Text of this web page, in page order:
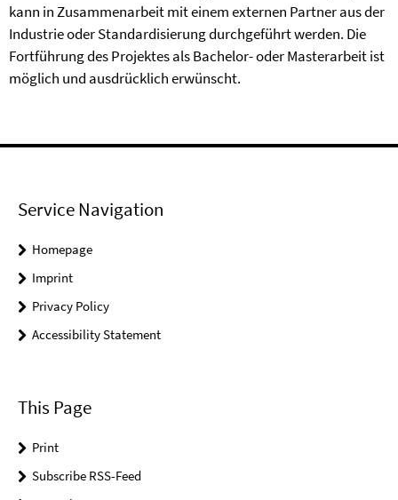
kann in Zusammenarbeit mit einem externen Partner aus der
Industrie oder Standardisierung durchgeführt werden. Die
Fortführung des Projektes als Bachelor- oder Masterarbeit ist
möglich und ausdrücklich erwünscht.
Service Navigation
Homepage
Imprint
Privacy Policy
Accessibility Statement
This Page
Print
Subscribe RSS-Feed